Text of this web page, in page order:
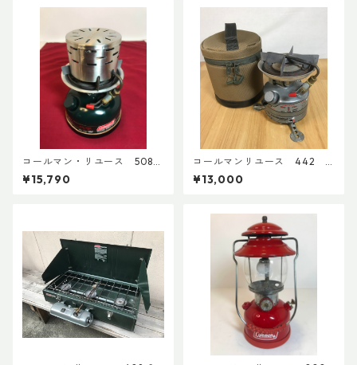
コールマン・リユース 508A
1997年9月製 点検整備済
4196
¥15,790
コールマンリユース 442 1
991年12月製 点検整備済 36
02
¥13,000